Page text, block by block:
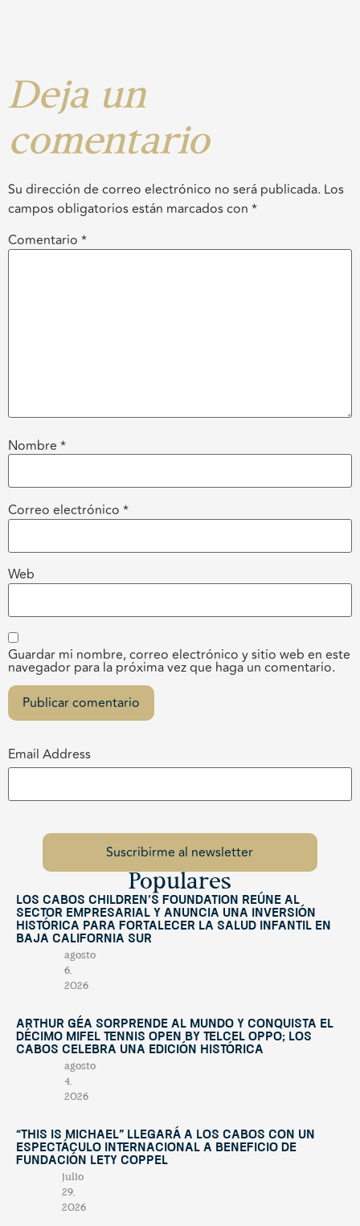
Deja un
comentario
Su dirección de correo electrónico no será publicada. Los
campos obligatorios están marcados con *
Comentario *
Nombre *
Correo electrónico *
Web
Guardar mi nombre, correo electrónico y sitio web en este
navegador para la próxima vez que haga un comentario.
Email Address
Populares
Los Cabos Children’s Foundation reúne al
sector empresarial y anuncia una inversión
histórica para fortalecer la salud infantil en
Baja California Sur
agosto
6,
2026
Arthur Géa sorprende al mundo y conquista el
décimo Mifel Tennis Open by Telcel OPPO; Los
Cabos celebra una edición histórica
agosto
4,
2026
“This Is Michael” llegará a Los Cabos con un
espectáculo internacional a beneficio de
Fundación Lety Coppel
julio
29,
2026